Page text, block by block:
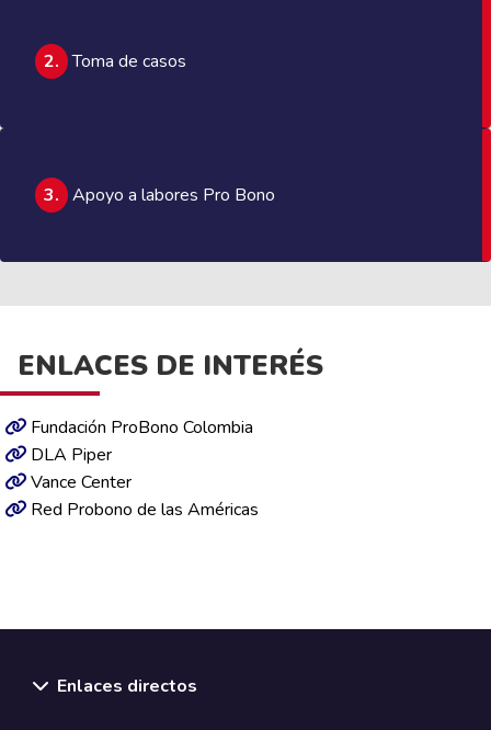
2. Toma de casos
3. Apoyo a labores Pro Bono
ENLACES DE INTERÉS
Fundación ProBono Colombia
DLA Piper
Vance Center
Red Probono de las Américas
Enlaces directos